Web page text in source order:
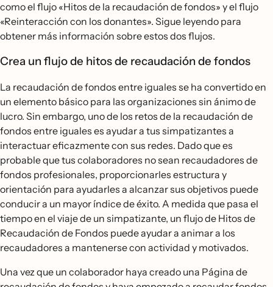
como el flujo «Hitos de la recaudación de fondos» y el flujo
«Reinteracción con los donantes». Sigue leyendo para
obtener más información sobre estos dos flujos.
Crea un flujo de hitos de recaudación de fondos
La recaudación de fondos entre iguales se ha convertido en
un elemento básico para las organizaciones sin ánimo de
lucro. Sin embargo, uno de los retos de la recaudación de
fondos entre iguales es ayudar a tus simpatizantes a
interactuar eficazmente con sus redes. Dado que es
probable que tus colaboradores no sean recaudadores de
fondos profesionales, proporcionarles estructura y
orientación para ayudarles a alcanzar sus objetivos puede
conducir a un mayor índice de éxito. A medida que pasa el
tiempo en el viaje de un simpatizante, un flujo de Hitos de
Recaudación de Fondos puede ayudar a animar a los
recaudadores a mantenerse con actividad y motivados.
Una vez que un colaborador haya creado una Página de